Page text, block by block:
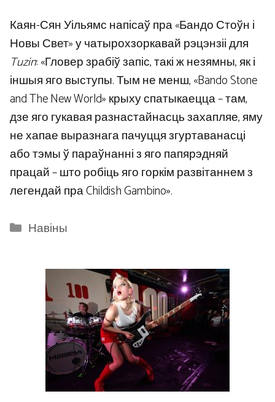
Каян-Сян Уільямс напісаў пра «Бандо Стоўн і
Новы Свет» у чатырохзоркавай рэцэнзіі для
Tuzin: «Гловер зрабіў запіс, такі ж незямны, як і
іншыя яго выступы. Тым не менш, «Bando Stone
and The New World» крыху спатыкаецца – там,
дзе яго гукавая разнастайнасць захапляе, яму
не хапае выразнага пачуцця згуртаванасці
або тэмы ў параўнанні з яго папярэдняй
працай – што робіць яго горкім развітаннем з
легендай пра Childish Gambino».
Categories
Навіны